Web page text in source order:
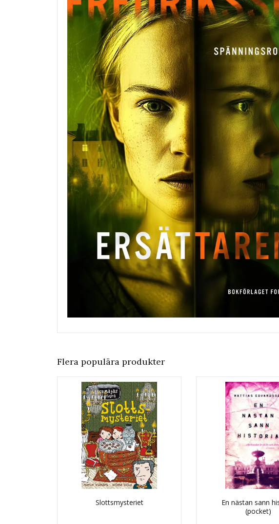
Flera populära produkter
Slottsmysteriet
En nästan sann
(pocket)